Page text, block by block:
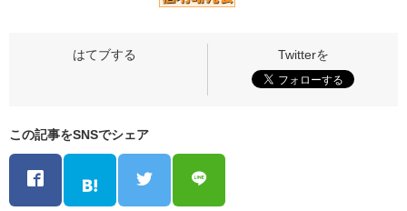
この記事をSNSでシェア